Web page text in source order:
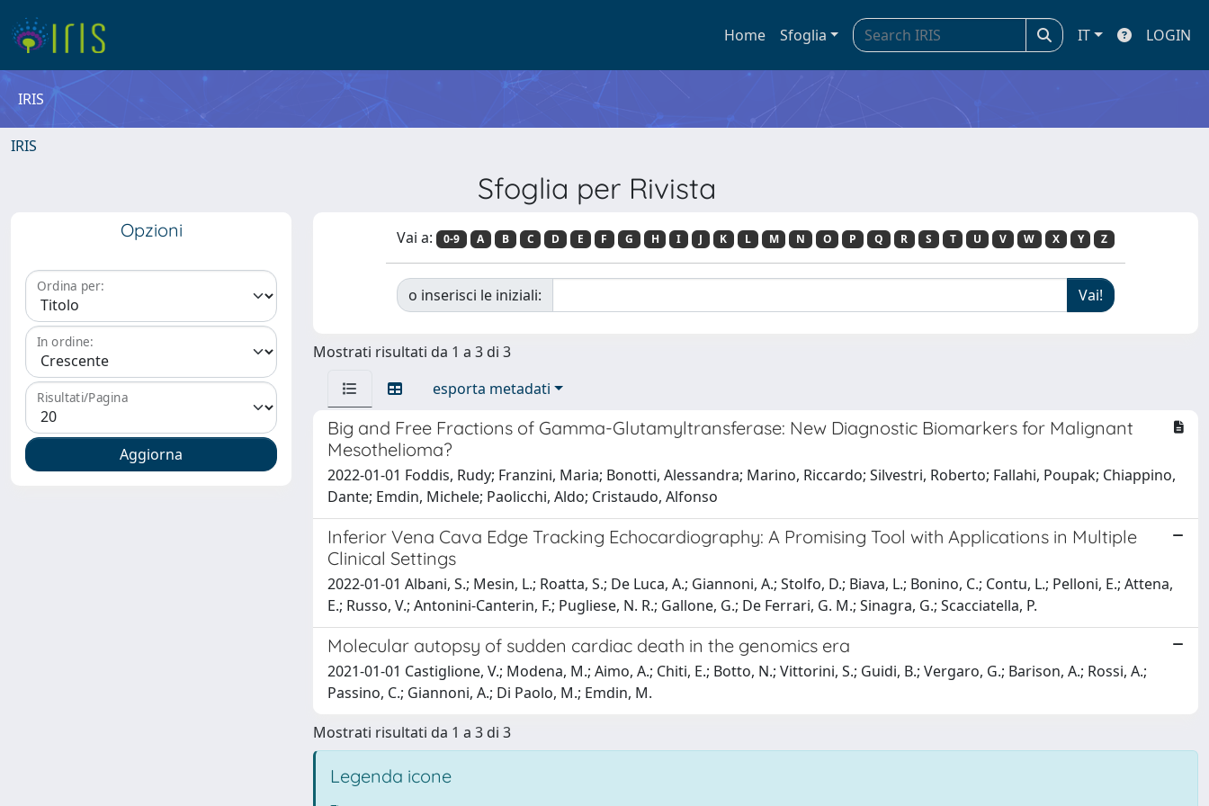
Home Sfoglia IT LOGIN
IRIS
IRIS
Sfoglia per Rivista
Opzioni
Ordina per:
In ordine:
Risultati/Pagina
Vai a: 0-9 A B C D E F G H I J K L M N O P Q R S T U V W X Y Z
o inserisci le iniziali:
Mostrati risultati da 1 a 3 di 3
esporta metadati
Big and Free Fractions of Gamma-Glutamyltransferase: New Diagnostic Biomarkers for Malignant
Mesothelioma?
2022-01-01 Foddis, Rudy; Franzini, Maria; Bonotti, Alessandra; Marino, Riccardo; Silvestri, Roberto; Fallahi, Poupak; Chiappino,
Dante; Emdin, Michele; Paolicchi, Aldo; Cristaudo, Alfonso
Inferior Vena Cava Edge Tracking Echocardiography: A Promising Tool with Applications in Multiple
Clinical Settings
2022-01-01 Albani, S.; Mesin, L.; Roatta, S.; De Luca, A.; Giannoni, A.; Stolfo, D.; Biava, L.; Bonino, C.; Contu, L.; Pelloni, E.; Attena,
E.; Russo, V.; Antonini-Canterin, F.; Pugliese, N. R.; Gallone, G.; De Ferrari, G. M.; Sinagra, G.; Scacciatella, P.
Molecular autopsy of sudden cardiac death in the genomics era
2021-01-01 Castiglione, V.; Modena, M.; Aimo, A.; Chiti, E.; Botto, N.; Vittorini, S.; Guidi, B.; Vergaro, G.; Barison, A.; Rossi, A.;
Passino, C.; Giannoni, A.; Di Paolo, M.; Emdin, M.
Mostrati risultati da 1 a 3 di 3
Legenda icone